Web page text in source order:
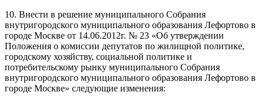
10. Внести в решение муниципального Собрания
внутригородского муниципального образования Лефортово в
городе Москве от 14.06.2012г. № 23 «Об утверждении
Положения о комиссии депутатов по жилищной политике,
городскому хозяйству, социальной политике и
потребительскому рынку муниципального Собрания
внутригородского муниципального образования Лефортово в
городе Москве» следующие изменения: